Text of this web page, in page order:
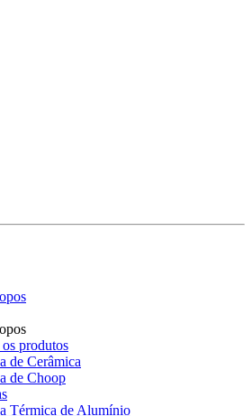
produtos
de Cerâmica
de Choop
Térmica de Alumínio